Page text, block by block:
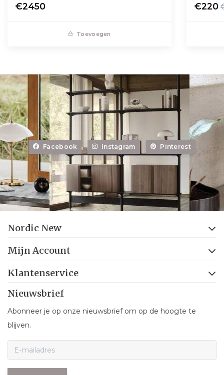
€2450
Toevoegen
€220
Facebook Instagram Pinterest
Nordic New
Mijn Account
Klantenservice
Nieuwsbrief
Abonneer je op onze nieuwsbrief om op de hoogte te
blijven.